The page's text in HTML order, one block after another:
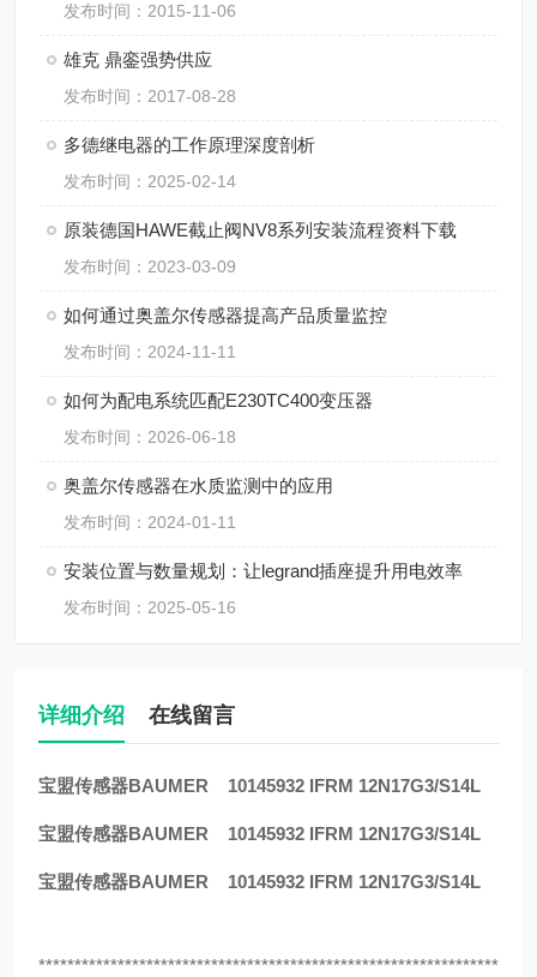
发布时间：2015-11-06
雄克 鼎銮强势供应
发布时间：2017-08-28
多德继电器的工作原理深度剖析
发布时间：2025-02-14
原装德国HAWE截止阀NV8系列安装流程资料下载
发布时间：2023-03-09
如何通过奥盖尔传感器提高产品质量监控
发布时间：2024-11-11
如何为配电系统匹配E230TC400变压器
发布时间：2026-06-18
奥盖尔传感器在水质监测中的应用
发布时间：2024-01-11
安装位置与数量规划：让legrand插座提升用电效率
发布时间：2025-05-16
详细介绍 在线留言
宝盟传感器BAUMER 10145932 IFRM 12N17G3/S14L
宝盟传感器BAUMER 10145932 IFRM 12N17G3/S14L
宝盟传感器BAUMER 10145932 IFRM 12N17G3/S14L
****************************************************************